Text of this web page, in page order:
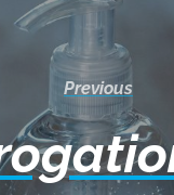
Previous